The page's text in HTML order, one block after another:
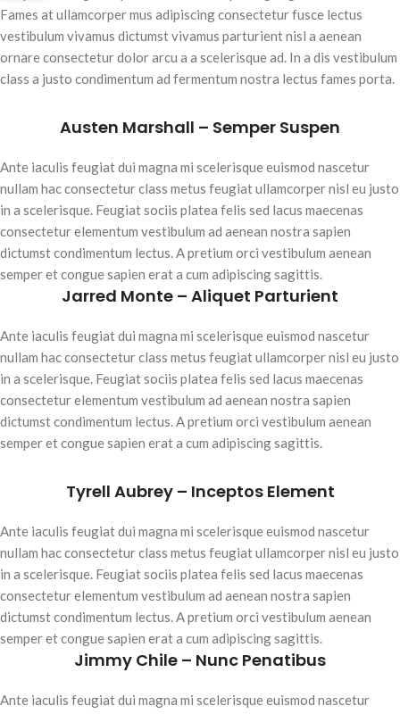
Fames at ullamcorper mus adipiscing consectetur fusce lectus
vestibulum vivamus dictumst vivamus parturient nisl a aenean
ornare consectetur dolor arcu a a scelerisque ad. In a dis vestibulum
class a justo condimentum ad fermentum nostra lectus fames porta.
Austen Marshall – Semper Suspen
Ante iaculis feugiat dui magna mi scelerisque euismod nascetur
nullam hac consectetur class metus feugiat ullamcorper nisl eu justo
in a scelerisque. Feugiat sociis platea felis sed lacus maecenas
consectetur elementum vestibulum ad aenean nostra sapien
dictumst condimentum lectus. A pretium orci vestibulum aenean
semper et congue sapien erat a cum adipiscing sagittis.
Jarred Monte – Aliquet Parturient
Ante iaculis feugiat dui magna mi scelerisque euismod nascetur
nullam hac consectetur class metus feugiat ullamcorper nisl eu justo
in a scelerisque. Feugiat sociis platea felis sed lacus maecenas
consectetur elementum vestibulum ad aenean nostra sapien
dictumst condimentum lectus. A pretium orci vestibulum aenean
semper et congue sapien erat a cum adipiscing sagittis.
Tyrell Aubrey – Inceptos Element
Ante iaculis feugiat dui magna mi scelerisque euismod nascetur
nullam hac consectetur class metus feugiat ullamcorper nisl eu justo
in a scelerisque. Feugiat sociis platea felis sed lacus maecenas
consectetur elementum vestibulum ad aenean nostra sapien
dictumst condimentum lectus. A pretium orci vestibulum aenean
semper et congue sapien erat a cum adipiscing sagittis.
Jimmy Chile – Nunc Penatibus
Ante iaculis feugiat dui magna mi scelerisque euismod nascetur